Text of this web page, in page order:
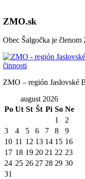
ZMO.sk
Obec Šalgočka je
ZMO – región Jaslovské
august 2026
Po Ut St Št Pi So Ne
1
2
3
4 5 6 7 8
9
10 11 12 13 14 15 16
17 18 19 20 21 22 23
24 25 26 27 28 29 30
31